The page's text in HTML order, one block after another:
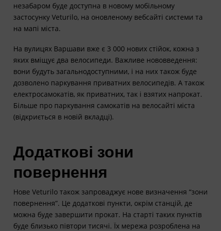
незабаром буде доступна в новому мобільному
застосунку Veturilo, на оновленому вебсайті системи та
на мапі міста.
На вулицях Варшави вже є 3 000 нових стійок, кожна з
яких вміщує два велосипеди. Важливе нововведення:
вони будуть загальнодоступними, і на них також буде
дозволено паркування приватних велосипедів. А також
електросамокатів, як приватних, так і взятих напрокат.
Більше про паркування самокатів на велосайті міста
(відкриється в новій вкладці).
Додаткові зони
повернення
Нове Veturilo також запроваджує нове визначення “зони
повернення”. Це додаткові пункти, окрім станцій, де
можна буде завершити прокат. На старті таких пунктів
буде близько півтори тисячі. Їх мережа розроблена на